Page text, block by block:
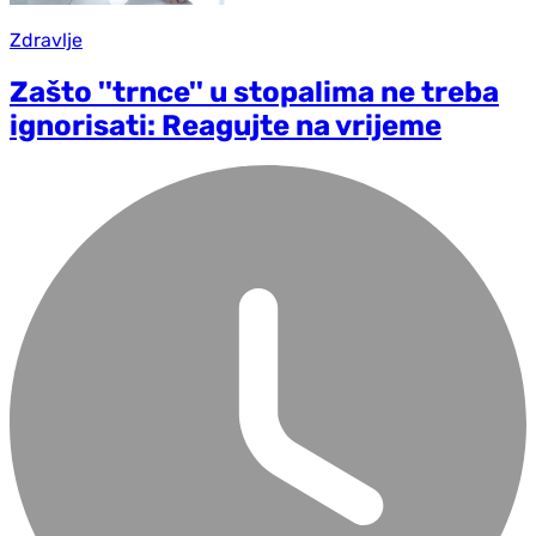
Zdravlje
Zašto ''trnce'' u stopalima ne treba
ignorisati: Reagujte na vrijeme